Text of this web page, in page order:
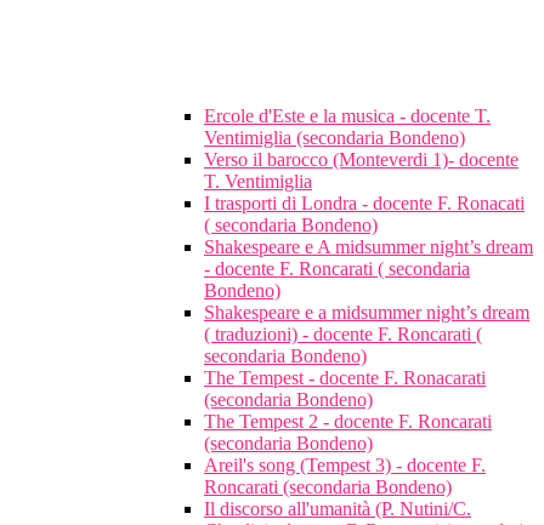
Ercole d'Este e la musica - docente T.
Ventimiglia (secondaria Bondeno)
Verso il barocco (Monteverdi 1)- docente
T. Ventimiglia
I trasporti di Londra - docente F. Ronacati
( secondaria Bondeno)
Shakespeare e A midsummer night’s dream
- docente F. Roncarati ( secondaria
Bondeno)
Shakespeare e a midsummer night’s dream
( traduzioni) - docente F. Roncarati (
secondaria Bondeno)
The Tempest - docente F. Ronacarati
(secondaria Bondeno)
The Tempest 2 - docente F. Roncarati
(secondaria Bondeno)
Areil's song (Tempest 3) - docente F.
Roncarati (secondaria Bondeno)
Il discorso all'umanità (P. Nutini/C.